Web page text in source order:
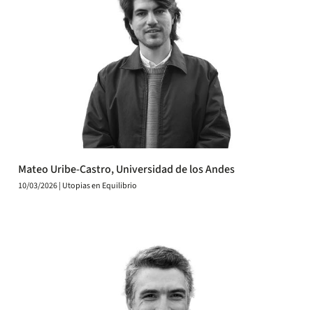
Mateo Uribe-Castro, Universidad de los Andes
10/03/2026 | Utopias en Equilibrio